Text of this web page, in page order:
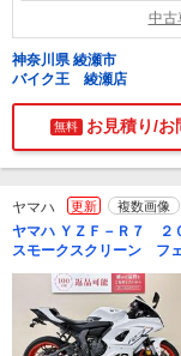
中古
神奈川県 綾瀬市
バイク王 綾瀬店
無料 お見積り/お
ヤマハ 更新 複数画像
ヤマハ ＹＺＦ－Ｒ７
スモークスクリーン フ